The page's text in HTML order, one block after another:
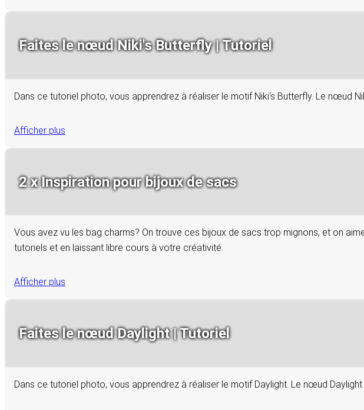
Faites le nœud Niki's Butterfly | Tutoriel
Dans ce tutoriel photo, vous apprendrez à réaliser le motif Niki's Butterfly. Le nœud
Afficher plus
2 x Inspiration pour bijoux de sacs
Vous avez vu les bag charms? On trouve ces bijoux de sacs trop mignons, et on
tutoriels et en laissant libre cours à votre créativité.
Afficher plus
Faites le nœud Daylight | Tutoriel
Dans ce tutoriel photo, vous apprendrez à réaliser le motif Daylight. Le nœud